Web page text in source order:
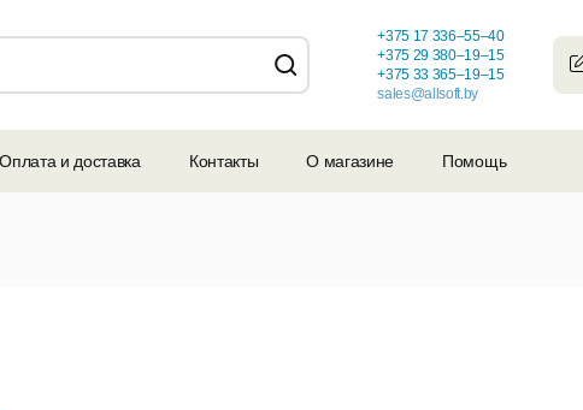
+375 17 336–55–40
+375 29 380–19–15
+375 33 365–19–15
sales@allsoft.by
Оплата и доставка Контакты О магазине Помощь